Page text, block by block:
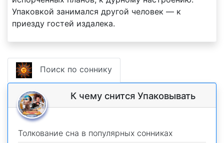
Упаковкой занимался другой человек — к
приезду гостей издалека.
Поиск по соннику
К чему снится Упаковывать
Толкование сна в популярных сонниках